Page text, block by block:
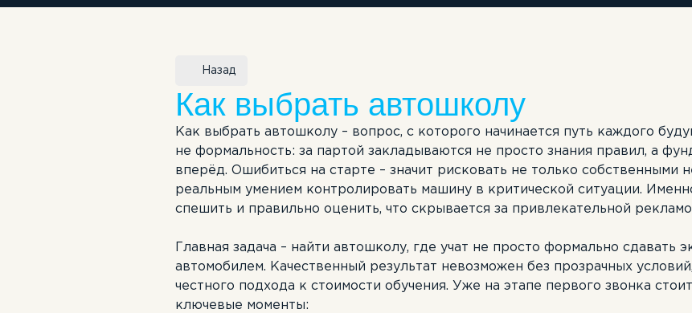
Назад
Как выбрать автошколу
Как выбрать автошколу – вопрос, с которого начинается путь каждого
не формальность: за партой закладываются не просто знания правил, а
вперёд. Ошибиться на старте – значит рисковать не только собственными
реальным умением контролировать машину в критической ситуации.
спешить и правильно оценить, что скрывается за привлекательной
Главная задача – найти автошколу, где учат не просто формально сдавать
автомобилем. Качественный результат невозможен без прозрачных
честного подхода к стоимости обучения. Уже на этапе первого звонка
ключевые моменты: